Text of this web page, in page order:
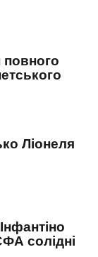
Ліонеля
солідні